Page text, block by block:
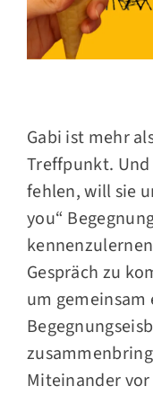
Gabi ist mehr
Treffpunkt.
fehlen, will sie
you“
Gespräch zu
um gemeinsam
Miteinander